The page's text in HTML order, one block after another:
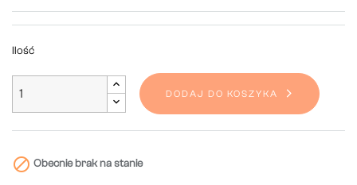
Ilość
DODAJ DO KOSZYKA
 Obecnie brak na stanie